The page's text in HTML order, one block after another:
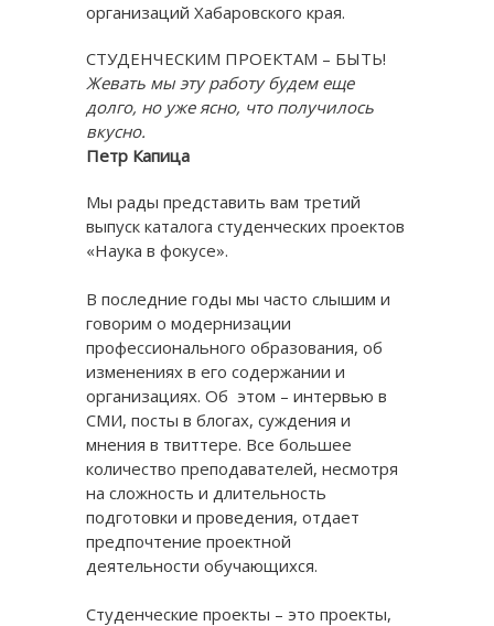
организаций Хабаровского края.
СТУДЕНЧЕСКИМ ПРОЕКТАМ – БЫТЬ!
Жевать мы эту работу будем еще
долго, но уже ясно, что получилось
вкусно.
Петр Капица
Мы рады представить вам третий
выпуск каталога студенческих проектов
«Наука в фокусе».
В последние годы мы часто слышим и
говорим о модернизации
профессионального образования, об
изменениях в его содержании и
организациях. Об этом – интервью в
СМИ, посты в блогах, суждения и
мнения в твиттере. Все большее
количество преподавателей, несмотря
на сложность и длительность
подготовки и проведения, отдает
предпочтение проектной
деятельности обучающихся.
Студенческие проекты – это проекты,